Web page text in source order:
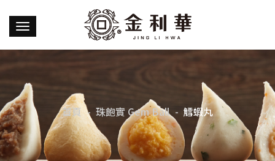
首頁 珠飽實 Gem Ball 鱈蝦丸